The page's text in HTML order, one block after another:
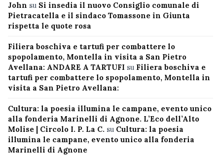
John su Si insedia il nuovo Consiglio comunale di
Pietracatella e il sindaco Tomassone in Giunta
rispetta le quote rosa
Filiera boschiva e tartufi per combattere lo
spopolamento, Montella in visita a San Pietro
Avellana: ANDARE A TARTUFI su Filiera boschiva e
tartufi per combattere lo spopolamento, Montella in
visita a San Pietro Avellana:
Cultura: la poesia illumina le campane, evento unico
alla fonderia Marinelli di Agnone. L’Eco dell’Alto
Molise | Circolo I. P. La C. su Cultura: la poesia
illumina le campane, evento unico alla fonderia
Marinelli di Agnone